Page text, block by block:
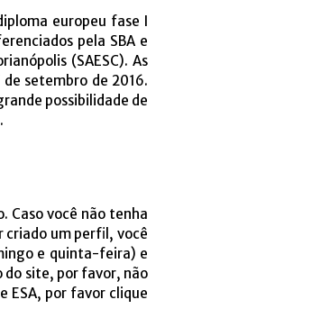
europeu fase I
pela SBA e
(SAESC). As
setembro de 2016.
possibilidade de
Caso você não tenha
criado um perfil, você
e quinta-feira) e
do site, por favor, não
ESA, por favor clique